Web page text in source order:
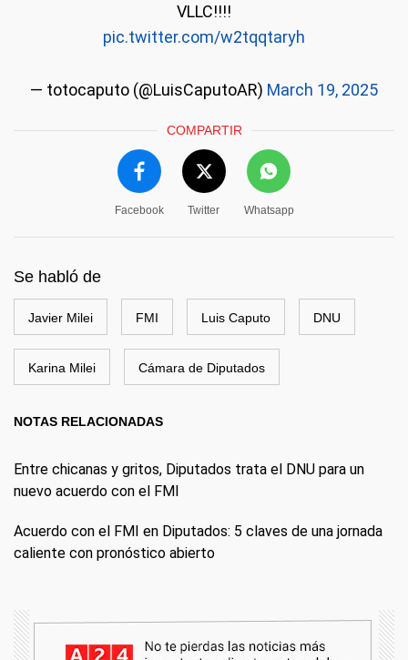
VLLC!!!!
pic.twitter.com/w2tqqtaryh
— totocaputo (@LuisCaputoAR) March 19, 2025
COMPARTIR
Facebook Twitter Whatsapp
Se habló de
Javier Milei FMI Luis Caputo DNU
Karina Milei Cámara de Diputados
NOTAS RELACIONADAS
Entre chicanas y gritos, Diputados trata el DNU para un
nuevo acuerdo con el FMI
Acuerdo con el FMI en Diputados: 5 claves de una jornada
caliente con pronóstico abierto